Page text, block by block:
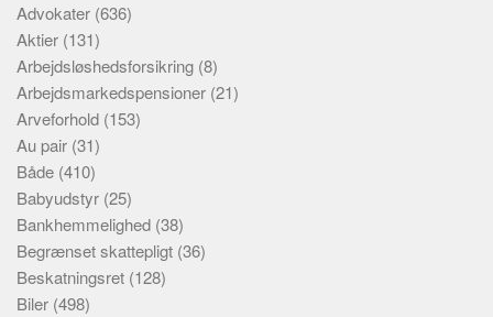
Advokater (636)
Aktier (131)
Arbejdsløshedsforsikring (8)
Arbejdsmarkedspensioner (21)
Arveforhold (153)
Au pair (31)
Både (410)
Babyudstyr (25)
Bankhemmelighed (38)
Begrænset skattepligt (36)
Beskatningsret (128)
Biler (498)